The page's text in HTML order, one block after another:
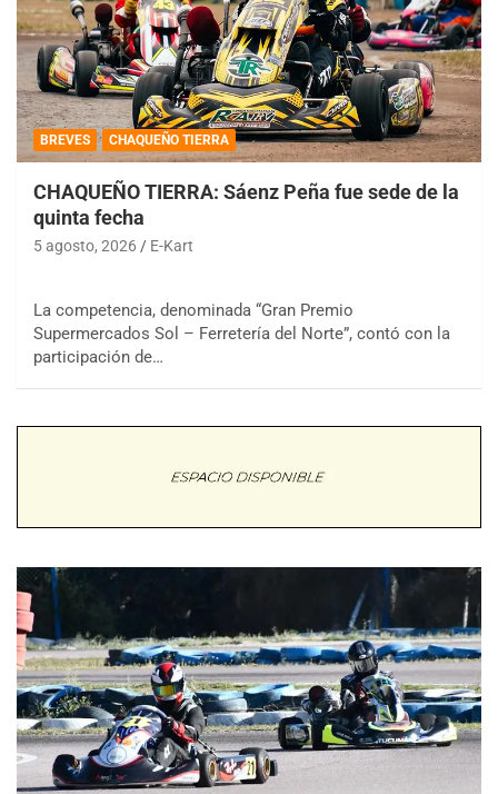
BREVES CHAQUEÑO TIERRA
CHAQUEÑO TIERRA: Sáenz Peña fue sede de la
quinta fecha
5 agosto, 2026 E-Kart
La competencia, denominada “Gran Premio
Supermercados Sol – Ferretería del Norte”, contó con la
participación de…